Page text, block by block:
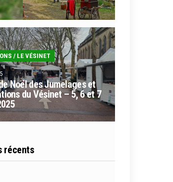
/ LE VÉSINET
Noël des Jumelages et
du Vésinet – 5, 6 et 7
récents